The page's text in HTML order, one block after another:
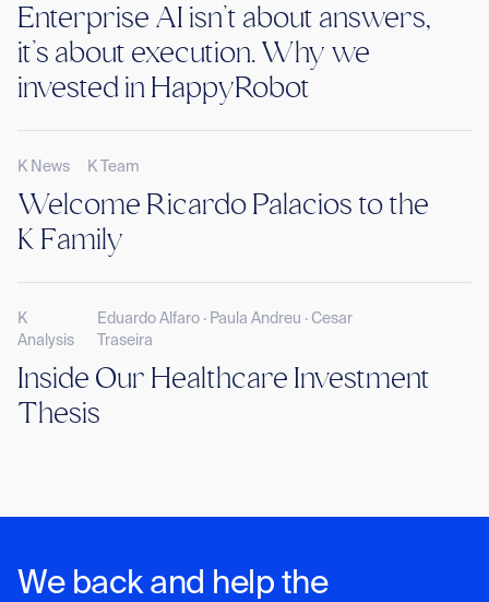
Enterprise AI isn’t about answers,
it’s about execution. Why we
invested in HappyRobot
K News K Team
Welcome Ricardo Palacios to the
K Family
K
Analysis
Eduardo Alfaro · Paula Andreu · Cesar
Traseira
Inside Our Healthcare Investment
Thesis
We back and help the